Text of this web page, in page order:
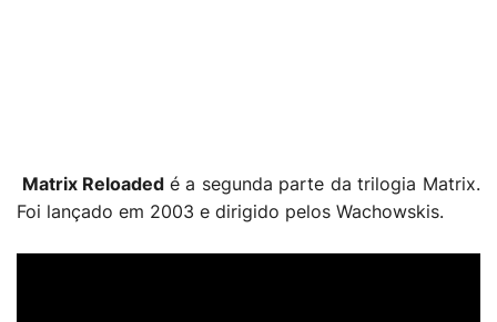
Matrix Reloaded é a segunda parte da trilogia Matrix.
Foi lançado em 2003 e dirigido pelos Wachowskis.